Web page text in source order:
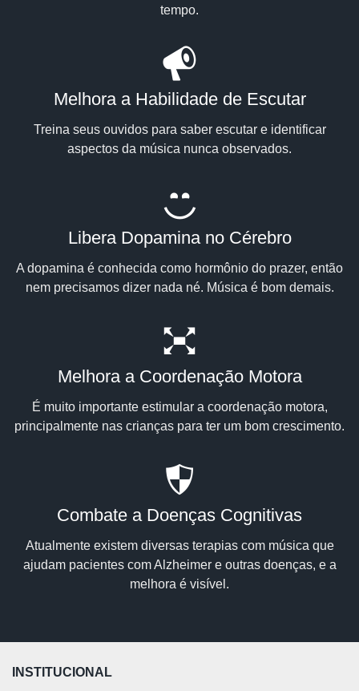
tempo.
Melhora a Habilidade de Escutar
Treina seus ouvidos para saber escutar e identificar
aspectos da música nunca observados.
Libera Dopamina no Cérebro
A dopamina é conhecida como hormônio do prazer, então
nem precisamos dizer nada né. Música é bom demais.
Melhora a Coordenação Motora
É muito importante estimular a coordenação motora,
principalmente nas crianças para ter um bom crescimento.
Combate a Doenças Cognitivas
Atualmente existem diversas terapias com música que
ajudam pacientes com Alzheimer e outras doenças, e a
melhora é visível.
INSTITUCIONAL